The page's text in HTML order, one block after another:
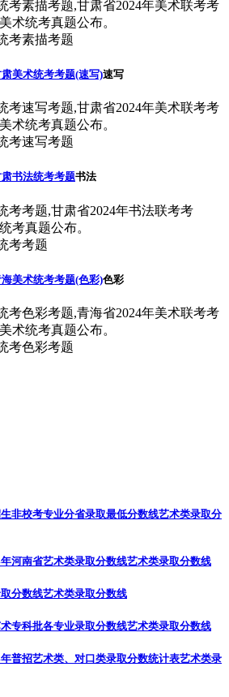
考素描考题,甘肃省2024年美术联考考
术统考真题公布。
肃美术统考考题(速写)速写
考速写考题,甘肃省2024年美术联考考
术统考真题公布。
肃书法统考考题书法
考考题,甘肃省2024年书法联考考
考真题公布。
海美术统考考题(色彩)色彩
考色彩考题,青海省2024年美术联考考
术统考真题公布。
非校考专业分省录取最低分数线艺术类录取分
河南省艺术类录取分数线艺术类录取分数线
分数线艺术类录取分数线
专科批各专业录取分数线艺术类录取分数线
普招艺术类、对口类录取分数统计表艺术类录